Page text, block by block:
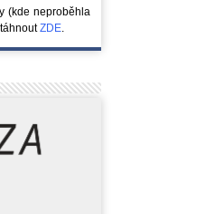
(kde neproběhla
ZDE.